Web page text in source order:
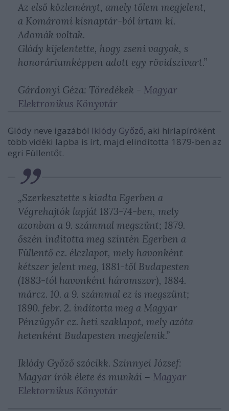
Az első közleményt, amely tőlem megjelent,
a Komáromi kisnaptár-ból írtam ki.
Adomák voltak.
Glódy kijelentette, hogy zseni vagyok, s
honoráriumképpen adott egy rövidszivart.”
Gárdonyi Géza: Töredékek - Magyar
Elektronikus Könyvtár
Glódy neve igazából Iklódy Győző, aki hírlapíróként
több vidéki lapba is írt, majd elindította 1879-ben az
egri Füllentőt.
„Szerkesztette s kiadta Egerben a
Végrehajtók lapját 1873-74-ben, mely
azonban a 9. számmal megszünt; 1879.
őszén indította meg szintén Egerben a
Füllentő cz. élczlapot, mely havonként
kétszer jelent meg, 1881-től Budapesten
(1883-tól havonként háromszor), 1884.
márcz. 10. a 9. számmal ez is megszünt;
1890. febr. 2. indította meg a Magyar
Pénzügyőr cz. heti szaklapot, mely azóta
hetenként Budapesten megjelenik.”
Iklódy Győző szócikk. Szinnyei József:
Magyar írók élete és munkái – Magyar
Elektornikus Könyvtár